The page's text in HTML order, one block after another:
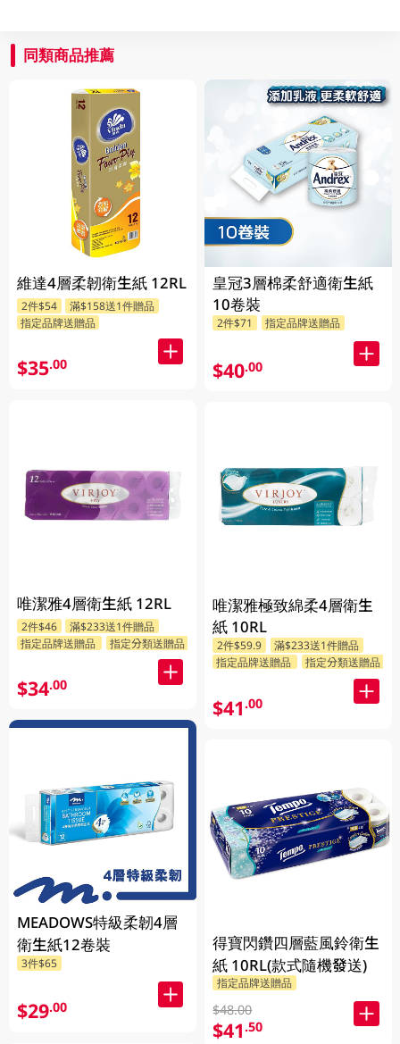
同類商品推薦
維達4層柔韌衛生紙 12RL
2件$54
滿$158送1件贈品
指定品牌送贈品
$35.00
唯潔雅4層衛生紙 12RL
2件$46
滿$233送1件贈品
指定品牌送贈品
指定分類送贈品
$34.00
MEADOWS特級柔韌4層
衛生紙12卷裝
3件$65
$29.00
皇冠3層棉柔舒適衛生紙
10卷裝
2件$71 指定品牌送贈品
$40.00
唯潔雅極致綿柔4層衛生
紙 10RL
2件$59.9
滿$233送1件贈品
指定品牌送贈品
指定分類送贈品
$41.00
得寶閃鑽四層藍風鈴衛生
紙 10RL(款式隨機發送)
指定品牌送贈品
$48.00
$41.50